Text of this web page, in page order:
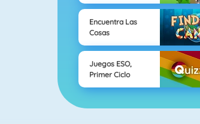
Encuentra Las
Cosas
Juegos ESO,
Primer Ciclo